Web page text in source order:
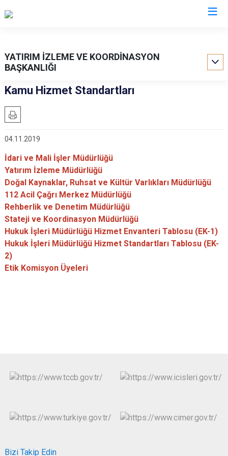
YATIRIM İZLEME VE KOORDİNASYON
BAŞKANLIĞI
Kamu Hizmet Standartları
04.11.2019
İdari ve Mali İşler Müdürlüğü
Yatırım İzleme Müdürlüğü
Doğal Kaynaklar, Ruhsat ve Kültür Varlıkları Müdürlüğü
112 Acil Çağrı Merkez Müdürlüğü
Rehberlik ve Denetim Müdürlüğü
Stateji ve Koordinasyon Müdürlüğü
Hukuk İşleri Müdürlüğü Hizmet Envanteri Tablosu (EK-1)
Hukuk İşleri Müdürlüğü Hizmet Standartları Tablosu (EK-
2)
Etik Komisyon Üyeleri
Bizi Takip Edin